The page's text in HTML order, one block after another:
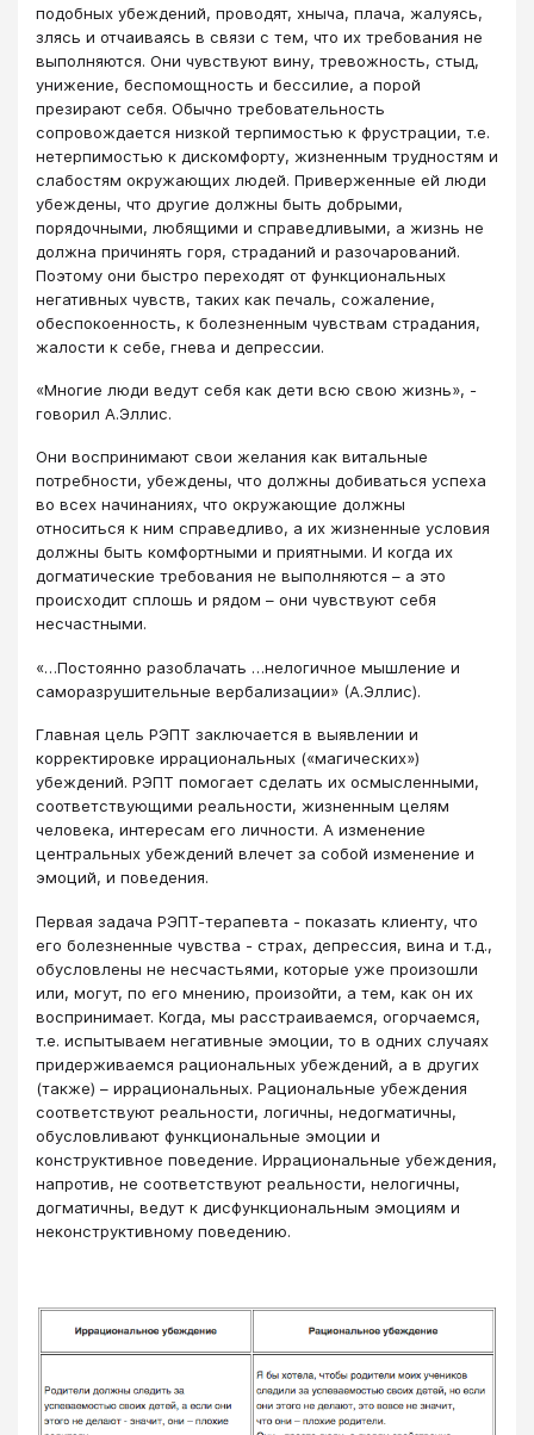
подобных убеждений, проводят, хныча, плача, жалуясь,
злясь и отчаиваясь в связи с тем, что их требования не
выполняются. Они чувствуют вину, тревожность, стыд,
унижение, беспомощность и бессилие, а порой
презирают себя. Обычно требовательность
сопровождается низкой терпимостью к фрустрации, т.е.
нетерпимостью к дискомфорту, жизненным трудностям и
слабостям окружающих людей. Приверженные ей люди
убеждены, что другие должны быть добрыми,
порядочными, любящими и справедливыми, а жизнь не
должна причинять горя, страданий и разочарований.
Поэтому они быстро переходят от функциональных
негативных чувств, таких как печаль, сожаление,
обеспокоенность, к болезненным чувствам страдания,
жалости к себе, гнева и депрессии.
«Многие люди ведут себя как дети всю свою жизнь», -
говорил А.Эллис.
Они воспринимают свои желания как витальные
потребности, убеждены, что должны добиваться успеха
во всех начинаниях, что окружающие должны
относиться к ним справедливо, а их жизненные условия
должны быть комфортными и приятными. И когда их
догматические требования не выполняются – а это
происходит сплошь и рядом – они чувствуют себя
несчастными.
«…Постоянно разоблачать …нелогичное мышление и
саморазрушительные вербализации» (А.Эллис).
Главная цель РЭПТ заключается в выявлении и
корректировке иррациональных («магических»)
убеждений. РЭПТ помогает сделать их осмысленными,
соответствующими реальности, жизненным целям
человека, интересам его личности. А изменение
центральных убеждений влечет за собой изменение и
эмоций, и поведения.
Первая задача РЭПТ-терапевта - показать клиенту, что
его болезненные чувства - страх, депрессия, вина и т.д.,
обусловлены не несчастьями, которые уже произошли
или, могут, по его мнению, произойти, а тем, как он их
воспринимает. Когда, мы расстраиваемся, огорчаемся,
т.е. испытываем негативные эмоции, то в одних случаях
придерживаемся рациональных убеждений, а в других
(также) – иррациональных. Рациональные убеждения
соответствуют реальности, логичны, недогматичны,
обусловливают функциональные эмоции и
конструктивное поведение. Иррациональные убеждения,
напротив, не соответствуют реальности, нелогичны,
догматичны, ведут к дисфункциональным эмоциям и
неконструктивному поведению.